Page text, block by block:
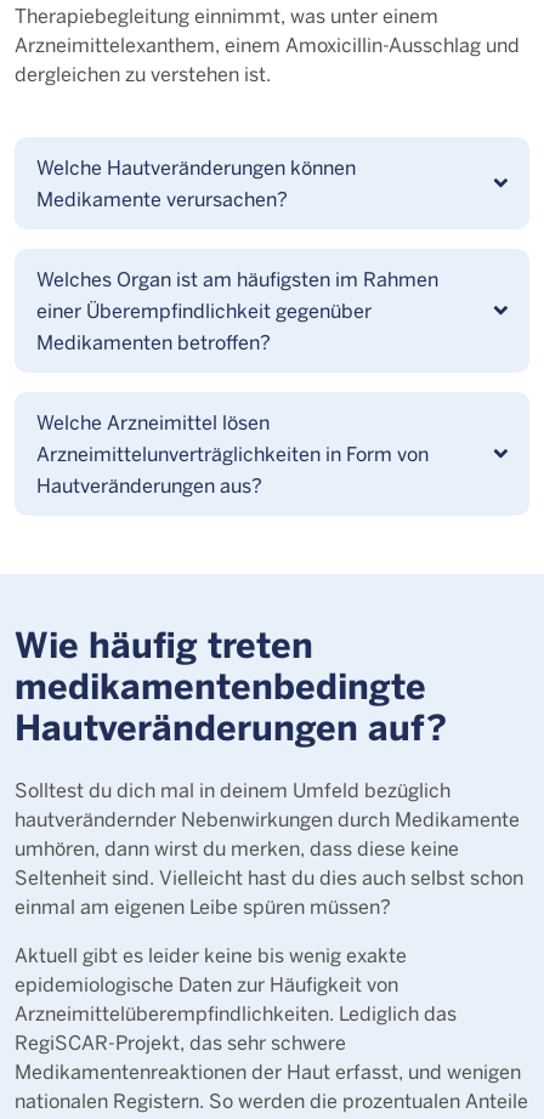
Therapiebegleitung einnimmt, was unter einem
Arzneimittelexanthem, einem Amoxicillin-Ausschlag und
dergleichen zu verstehen ist.
Welche Hautveränderungen können
Medikamente verursachen?
Welches Organ ist am häufigsten im Rahmen
einer Überempfindlichkeit gegenüber
Medikamenten betroffen?
Welche Arzneimittel lösen
Arzneimittelunverträglichkeiten in Form von
Hautveränderungen aus?
Wie häufig treten
medikamentenbedingte
Hautveränderungen auf?
Solltest du dich mal in deinem Umfeld bezüglich
hautverändernder Nebenwirkungen durch Medikamente
umhören, dann wirst du merken, dass diese keine
Seltenheit sind. Vielleicht hast du dies auch selbst schon
einmal am eigenen Leibe spüren müssen?
Aktuell gibt es leider keine bis wenig exakte
epidemiologische Daten zur Häufigkeit von
Arzneimittelüberempfindlichkeiten. Lediglich das
RegiSCAR-Projekt, das sehr schwere
Medikamentenreaktionen der Haut erfasst, und wenigen
nationalen Registern. So werden die prozentualen Anteile